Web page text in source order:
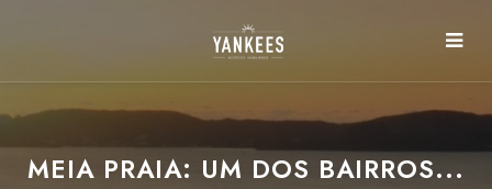
MEIA PRAIA: UM DOS BAIRROS...